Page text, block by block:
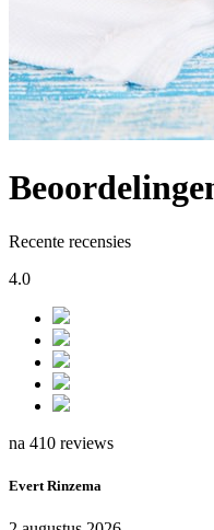
Recente recensies
4.0
na 410 reviews
Evert Rinzema